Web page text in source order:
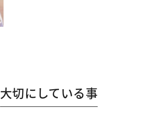
大切にしている事